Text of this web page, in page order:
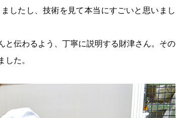
したし、技術を見て本当にすごいと思いまし
と伝わるよう、丁寧に説明する財津さん。その
した。